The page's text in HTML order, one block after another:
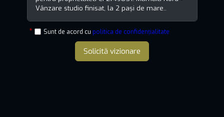
Sunt de acord cu politica de confidențialitate
Solicită vizionare